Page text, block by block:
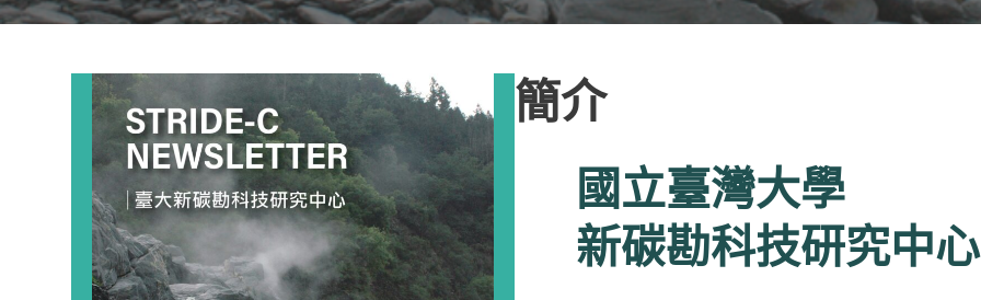
簡介
國立臺灣大學
新碳勘科技研究中心